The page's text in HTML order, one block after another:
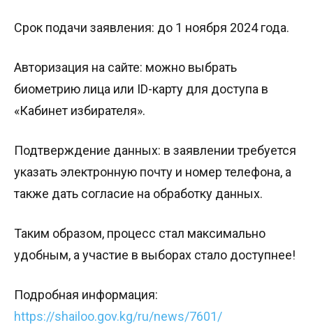
Срок подачи заявления: до 1 ноября 2024 года.
Авторизация на сайте: можно выбрать
биометрию лица или ID-карту для доступа в
«Кабинет избирателя».
Подтверждение данных: в заявлении требуется
указать электронную почту и номер телефона, а
также дать согласие на обработку данных.
Таким образом, процесс стал максимально
удобным, а участие в выборах стало доступнее!
Подробная информация:
https://shailoo.gov.kg/ru/news/7601/